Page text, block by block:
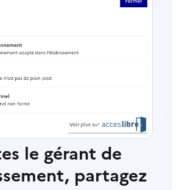
le gérant de
partagez